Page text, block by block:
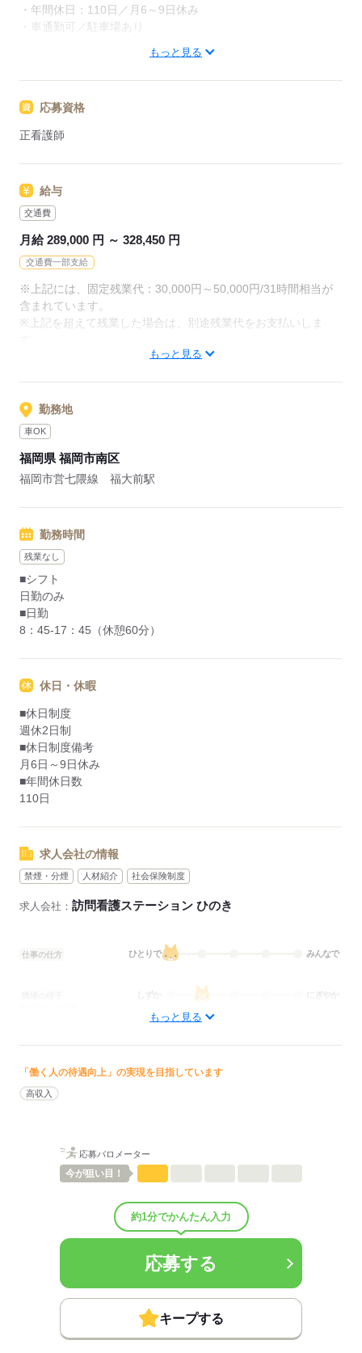
【もちろん無料】
費用は一切かかりません。
・年間休日：110日／月6～9日休み
・車通勤可／駐車場あり
■業務 訪問看護 対応エリア：福岡市・春日市・那珂川市
・バイタルチェック、服薬管理、症状の観察
・家族への指導、相談対応、利用者の精神的ケア
・報告業務など
◎年間休日110日、残業もほぼなく、日勤のみでワークライフバ
◎医師、介護士やケアマネと連携しながら、今後需要の高まる
在宅看護についてステップアップのための知識とスキルが培わ
◎再雇用制度があり、同法人で長く働ける環境です。
応募する
もっと見る
応募資格
正看護師
給与
交通費
月給 289,000 円 ～ 328,450 円
交通費一部支給
※上記には、固定残業代：30,000円～50,000円/31時間相当が
含まれています。
※上記を超えて残業した場合は、別途残業代をお支払いしま
役職手当：30000円
※月給には上記手当を一律含みます
応募する
もっと見る
勤務地
車OK
福岡県 福岡市南区
福岡市営七隈線 福大前駅
勤務時間
残業なし
■シフト
日勤のみ
■日勤
8：45-17：45（休憩60分）
休日・休暇
■休日制度
週休2日制
■休日制度備考
月6日～9日休み
■年間休日数
110日
求人会社の情報
禁煙・分煙 人材紹介 社会保険制度
求人会社： 訪問看護ステーション ひのき
仕事の仕方 ひとりで みんなで
にぎやか
■賞与備考：計 2.56ヶ月分（前年度実績）
■退職金制度：有（勤続5年以上）
■退職金制度備考：
固定残業代：30,000～50,000円（27h～31h分）※超過分は別途支給
■受動喫煙防止措置：
屋内禁煙
応募する
もっと見る
「働く人の待遇向上」の実現を目指しています
高収入
応募バロメーター
今が狙い目！
約1分でかんたん入力
応募する
キープする